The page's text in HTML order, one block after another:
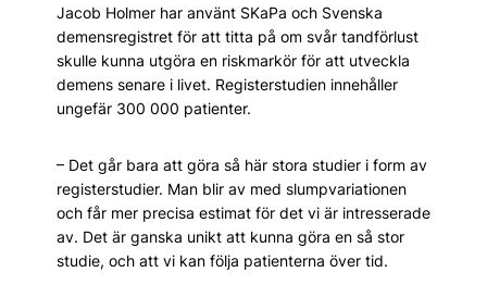
Jacob Holmer har använt SKaPa och Svenska
demensregistret för att titta på om svår tandförlust
skulle kunna utgöra en riskmarkör för att utveckla
demens senare i livet. Registerstudien innehåller
ungefär 300 000 patienter.
– Det går bara att göra så här stora studier i form av
registerstudier. Man blir av med slumpvariationen
och får mer precisa estimat för det vi är intresserade
av. Det är ganska unikt att kunna göra en så stor
studie, och att vi kan följa patienterna över tid.